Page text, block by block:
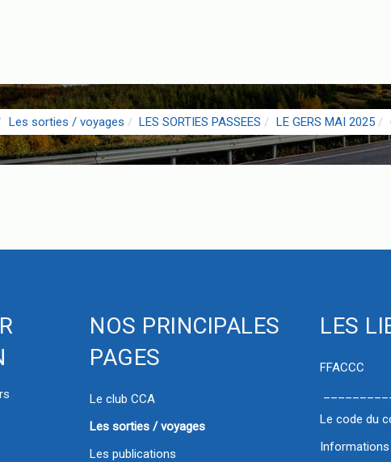
Les sorties / voyages LES SORTIES PASSEES LE GERS MAI 2025
NOS PRINCIPALES
PAGES
Le club CCA
Les sorties / voyages
Les publications
LES
FFACCC
Le code du
Informations